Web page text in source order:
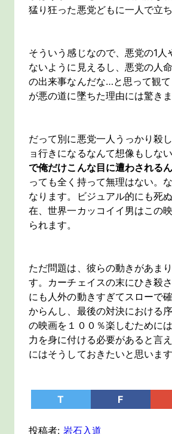
猛り狂った悪党どもに一人で立
そういう感じなので、悪党の1
ないように見えるし、悪党の人
の出来事なんだな…と思って観
が悪の道に墜ちた理由には驚き
だって別に悪党一人うっかり殺
ョ行きになるなんて想像もしな
で俺だけこんな目に遭わされる
っても全く持って無理はない。
なります。ビジュアル的にも死
在、世界一カッコイイ男はこの
られます。
ただ問題は、彼らの動きがあま
す。カーチェイスの末にひき殺
にも人外の動きすぎてスローで
からんし、最後の対決における
の映画を１００％楽しむために
力を身に付ける必要があると言
にはそうしておきたいと思いま
T F
投稿者: 岩石入道